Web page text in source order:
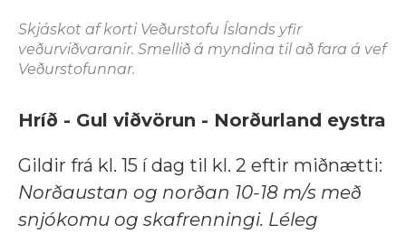
Skjáskot af korti Veðurstofu Íslands yfir
veðurviðvaranir. Smellið á myndina til að fara á vef
Veðurstofunnar.
Hríð - Gul viðvörun - Norðurland eystra
Gildir frá kl. 15 í dag til kl. 2 eftir miðnætti:
Norðaustan og norðan 10-18 m/s með
snjókomu og skafrenningi. Léleg